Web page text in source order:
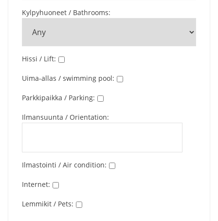
Kylpyhuoneet / Bathrooms:
Hissi / Lift:
Uima-allas / swimming pool:
Parkkipaikka / Parking:
Ilmansuunta / Orientation:
Ilmastointi / Air condition:
Internet:
Lemmikit / Pets: